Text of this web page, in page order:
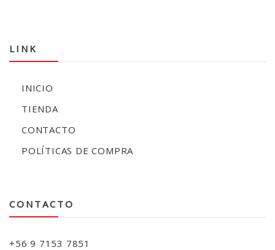
LINK
INICIO
TIENDA
CONTACTO
POLÍTICAS DE COMPRA
CONTACTO
+56 9 7153 7851